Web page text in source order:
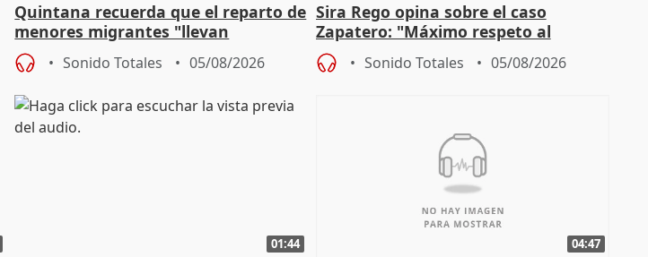
Quintana recuerda que el reparto de
menores migrantes "llevan
aportación del Gobierno" central
Sonido Totales 05/08/2026
Sira Rego opina sobre el caso
Zapatero: "Máximo respeto al
proceso judicial"
Sonido Totales 05/08/2026
01:44 04:47